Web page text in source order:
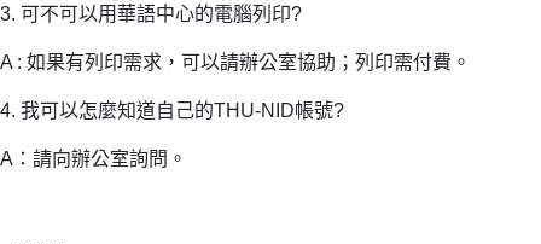
3. 可不可以用華語中心的電腦列印?
A : 如果有列印需求，可以請辦公室協助；列印需付費。
4. 我可以怎麼知道自己的THU-NID帳號?
A：請向辦公室詢問。